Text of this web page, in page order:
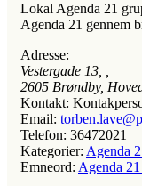
Lokal Agenda 21
Agenda 21 gennem
Adresse:
Vestergade 13
2605 Brøndby,
Kontakt:
Email:
Telefon: 36472021
Kategorier: Agenda
Emneord: Agenda 21